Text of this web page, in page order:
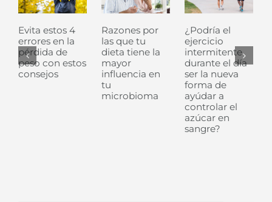
Evita estos 4
errores en la
pérdida de
peso con estos
consejos
Razones por
las que tu
dieta tiene la
mayor
influencia en
tu
microbioma
¿Podría el
ejercicio
intermitente
durante el día
ser la nueva
forma de
ayúdar a
controlar el
azúcar en
sangre?